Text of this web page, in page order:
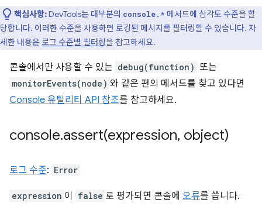
핵심사항:DevTools는 대부분의 console.* 메서드에 심각도 수준을 할
당합니다. 이러한 수준을 사용하면 로깅된 메시지를 필터링할 수 있습니다. 자
세한 내용은 로그 수준별 필터링을 참고하세요.
콘솔에서만 사용할 수 있는 debug(function) 또는
monitorEvents(node) 와 같은 편의 메서드를 찾고 있다면
Console 유틸리티 API 참조를 참고하세요.
console.assert(expression, object)
로그 수준: Error
expression 이 false 로 평가되면 콘솔에 오류를 씁니다.